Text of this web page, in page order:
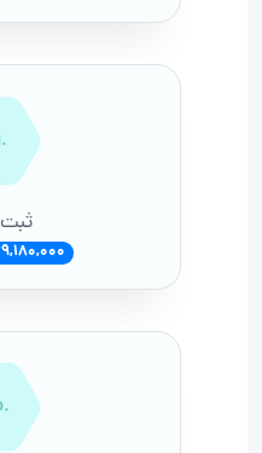
.org
29,180,000 ریال/ 1
.info